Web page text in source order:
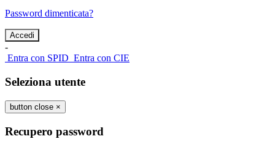
Password dimenticata?
-
Entra con SPID Entra con CIE
Seleziona utente
button close ×
Recupero password